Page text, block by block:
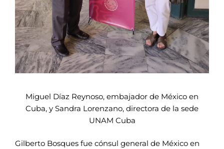
Miguel Díaz Reynoso, embajador de México en
Cuba, y Sandra Lorenzano, directora de la sede
UNAM Cuba
Gilberto Bosques fue cónsul general de México en